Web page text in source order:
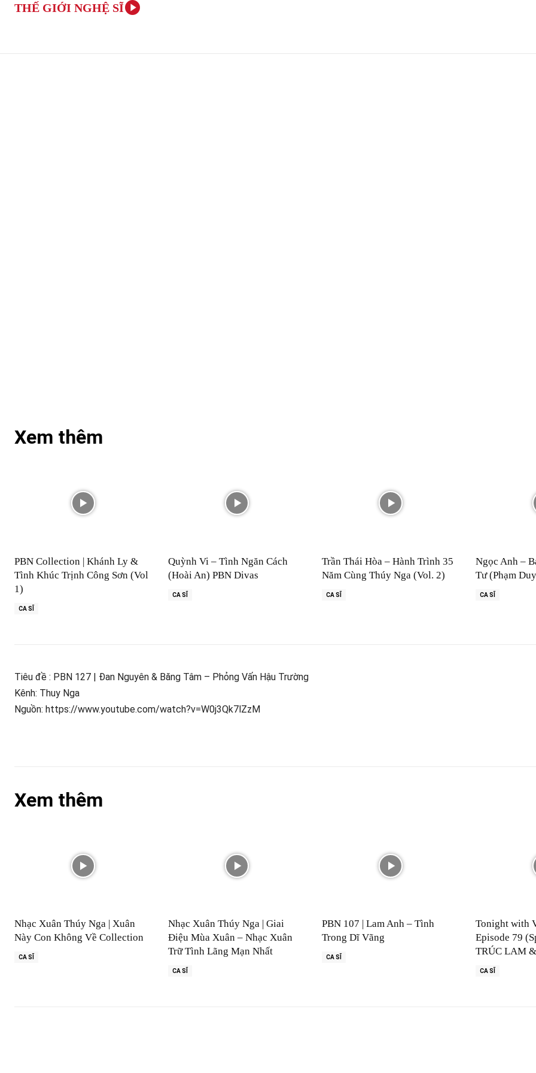
THẾ GIỚI NGHỆ SĨ
Xem thêm
PBN Collection | Khánh Ly &
Tình Khúc Trịnh Công Sơn (Vol
1)
CA SĨ
Quỳnh Vi – Tình Ngăn Cách
(Hoài An) PBN Divas
CA SĨ
Trần Thái Hòa – Hành Trình 35
Năm Cùng Thúy Nga (Vol. 2)
CA SĨ
Ngọc Anh –
Tư (Phạm
CA SĨ
Tiêu đề : PBN 127 | Đan Nguyên & Băng Tâm – Phỏng Vấn Hậu Trường
Kênh: Thuy Nga
Nguồn: https://www.youtube.com/watch?v=W0j3Qk7lZzM
Xem thêm
Nhạc Xuân Thúy Nga | Xuân
Này Con Không Về Collection
CA SĨ
Nhạc Xuân Thúy Nga | Giai
Điệu Mùa Xuân – Nhạc Xuân
Trữ Tình Lãng Mạn Nhất
CA SĨ
PBN 107 | Lam Anh – Tình
Trong Dĩ Vãng
CA SĨ
Tonight with
Episode 79
TRÚC LAM
CA SĨ